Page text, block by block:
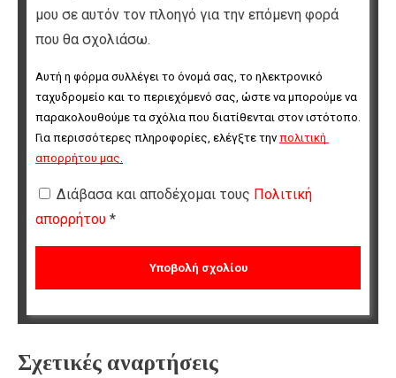
μου σε αυτόν τον πλοηγό για την επόμενη φορά
που θα σχολιάσω.
Αυτή η φόρμα συλλέγει το όνομά σας, το ηλεκτρονικό
ταχυδρομείο και το περιεχόμενό σας, ώστε να μπορούμε να
παρακολουθούμε τα σχόλια που διατίθενται στον ιστότοπο.
Για περισσότερες πληροφορίες, ελέγξτε την πολιτική
απορρήτου μας
Διάβασα και αποδέχομαι τους Πολιτική
απορρήτου *
Σχετικές αναρτήσεις